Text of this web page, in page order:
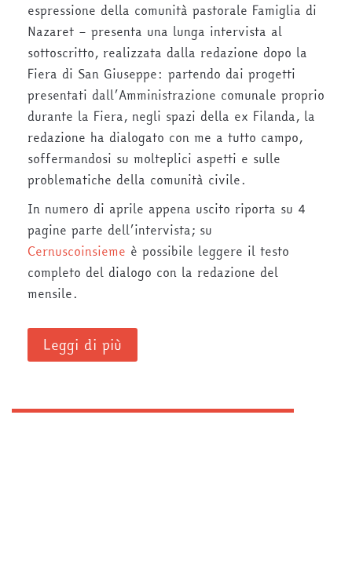
espressione della comunità pastorale Famiglia di
Nazaret – presenta una lunga intervista al
sottoscritto, realizzata dalla redazione dopo la
Fiera di San Giuseppe: partendo dai progetti
presentati dall’Amministrazione comunale proprio
durante la Fiera, negli spazi della ex Filanda, la
redazione ha dialogato con me a tutto campo,
soffermandosi su molteplici aspetti e sulle
problematiche della comunità civile.
In numero di aprile appena uscito riporta su 4
pagine parte dell’intervista; su
Cernuscoinsieme è possibile leggere il testo
completo del dialogo con la redazione del
mensile.
Leggi di più